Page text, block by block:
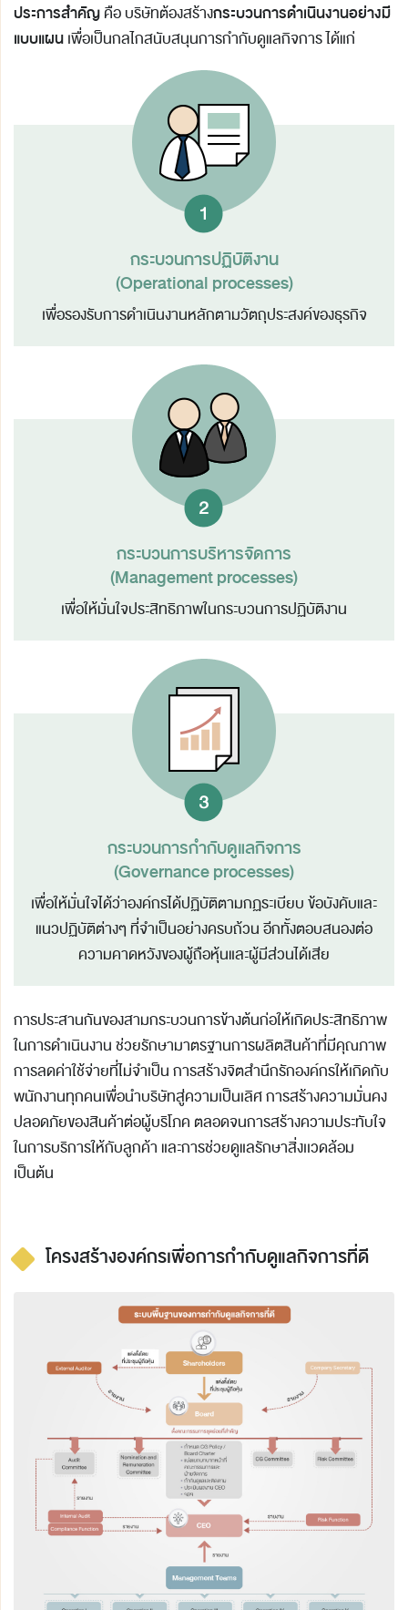
ประการสำคัญคือ บริษัทต้องสร้างกระบวนการดำเนินงานอย่างมี
แบบแผนเพื่อเป็นกลไกสนับสนุนการกำกับดูแลกิจการ ได้แก่
กระบวนการปฏิบัติงาน
(Operational processes)
เพื่อรองรับการดำเนินงานหลักตามวัตถุประสงค์ของธุรกิจ
กระบวนการบริหารจัดการ
(Management processes)
เพื่อให้มั่นใจประสิทธิภาพในกระบวนการปฏิบัติงาน
กระบวนการกำกับดูแลกิจการ
(Governance processes)
เพื่อให้มั่นใจได้ว่าองค์กรได้ปฏิบัติตามกฏระเบียบข้อบังคับและ
แนวปฏิบัติต่างๆ ที่จำเป็นอย่างครบถ้วนอีกทั้งตอบสนองต่อ
ความคาดหวังของผู้ถือหุ้นและผู้มีส่วนได้เสีย
การประสานกันของสามกระบวนการข้างต้นก่อให้เกิดประสิทธิภาพ
ในการดำเนินงาน ช่วยรักษามาตรฐานการผลิตสินค้าที่มีคุณภาพ
การลดค่าใช้จ่ายที่ไม่จำเป็น การสร้างจิตสำนึกรักองค์กรให้เกิดกับ
พนักงานทุกคนเพื่อนำบริษัทสู่ความเป็นเลิศ การสร้างความมั่นคง
ปลอดภัยของสินค้าต่อผู้บริโภค ตลอดจนการสร้างความประทับใจ
ในการบริการให้กับลูกค้า และการช่วยดูแลรักษาสิ่งเเวดล้อม
เป็นต้น
โครงสร้างองค์กรเพื่อการกำกับดูแลกิจการที่ดี